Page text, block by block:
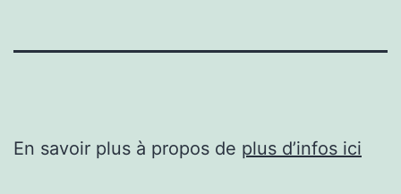
En savoir plus à propos de plus d’infos ici